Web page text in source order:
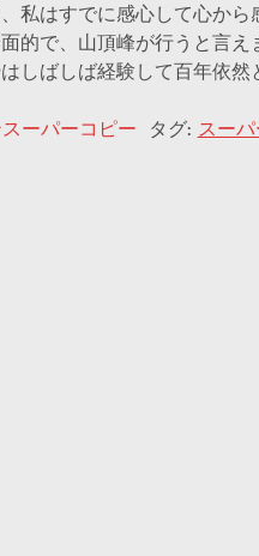
私はすでに感心して心か
的で、山頂峰が行うと言え
はしばしば経験して百年依然
ーパーコピー タグ: スー